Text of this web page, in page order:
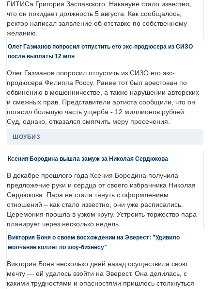
ГИТИСа Григория Заславского. Накануне стало известно,
что он покидает должность 5 августа. Как сообщалось,
ректор написал заявление об отставке по собственному
желанию.
Олег Газманов попросил отпустить его экс-продюсера из СИЗО
после выплаты 12 млн
Олег Газманов попросил отпустить из СИЗО его экс-
продюсера Филиппа Россу. Ранее тот был арестован по
обвинению в мошенничестве, а также нарушении авторских
и смежных прав. Представители артиста сообщили, что он
погасил большую часть ущерба - 12 миллионов рублей.
Суд, однако, отказался смягчить меру пресечения.
ШОУБИЗ
Ксения Бородина вышла замуж за Николая Сердюкова
В декабре прошлого года Ксения Бородина получила
предложение руки и сердца от своего избранника Николая
Сердюкова. Пара не стала тянуть с оформлением
отношений – как стало известно, они уже расписались.
Церемония прошла в узком кругу. Устроить торжество пара
планирует через несколько недель.
Виктория Боня о своем восхождении на Эверест: "Удивило
молчание коллег по шоу-бизнесу"
Виктория Боня несколько дней назад осуществила свою
мечту — ей удалось взойти на Эверест. Она делилась, с
какими трудностями и опасностями пришлось столкнуться